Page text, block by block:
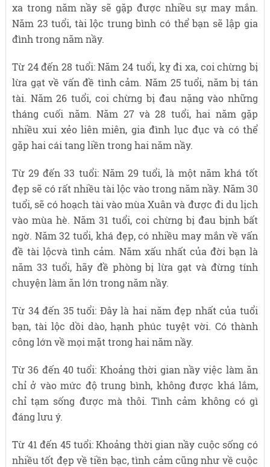
xa trong năm nầy sẽ gặp được nhiều sự may mắn.
Năm 23 tuổi, tài lộc trung bình có thể bạn sẽ lập gia
đình trong năm nầy.
Từ 24 đến 28 tuổi: Năm 24 tuổi, kỵ đi xa, coi chừng bị
lừa gạt về vấn đề tình cảm. Năm 25 tuổi, năm bị tán
tài. Năm 26 tuổi, coi chừng bị đau nặng vào những
tháng cuối năm. Năm 27 và 28 tuổi, hai năm gặp
nhiều xui xẻo liên miên, gia đình lục đục và có thể
gặp hai cái tang liền trong hai năm nầy.
Từ 29 đến 33 tuổi: Năm 29 tuổi, là một năm khá tốt
đẹp sẽ có rất nhiều tài lộc vào trong năm nầy. Năm 30
tuổi, sẽ có hoạch tài vào mùa Xuân và được đi du lịch
vào mùa hè. Năm 31 tuổi, coi chừng bị đau bịnh bất
ngờ. Năm 32 tuổi, khá đẹp, có nhiều may mắn về vấn
đề tài lộcvà tình cảm. Năm xấu nhất của đời bạn là
năm 33 tuổi, hãy đề phòng bị lừa gạt và đừng tính
chuyện làm ăn lớn trong năm nầy.
Từ 34 đến 35 tuổi: Đây là hai năm đẹp nhất của tuổi
bạn, tài lộc dồi dào, hạnh phúc tuyệt vời. Có thành
công lớn về mọi mặt trong hai năm nầy.
Từ 36 đến 40 tuổi: Khoảng thời gian nầy việc làm ăn
chỉ ở vào mức độ trung bình, không được khá lắm,
chỉ tạm sống được mà thôi. Tình cảm không có gì
đáng lưu ý.
Từ 41 đến 45 tuổi: Khoảng thời gian nầy cuộc sống có
nhiều tốt đẹp về tiền bạc, tình cảm cũng như về cuộc